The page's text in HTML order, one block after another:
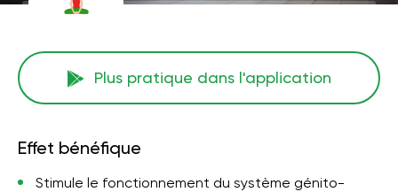
Plus pratique dans l'application
Effet bénéfique
Stimule le fonctionnement du système génito-